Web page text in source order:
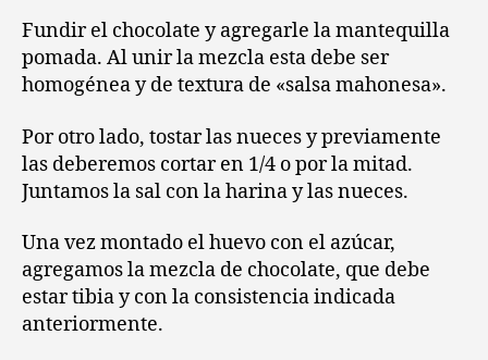
Fundir el chocolate y agregarle la mantequilla
pomada. Al unir la mezcla esta debe ser
homogénea y de textura de «salsa mahonesa».
Por otro lado, tostar las nueces y previamente
las deberemos cortar en 1/4 o por la mitad.
Juntamos la sal con la harina y las nueces.
Una vez montado el huevo con el azúcar,
agregamos la mezcla de chocolate, que debe
estar tibia y con la consistencia indicada
anteriormente.